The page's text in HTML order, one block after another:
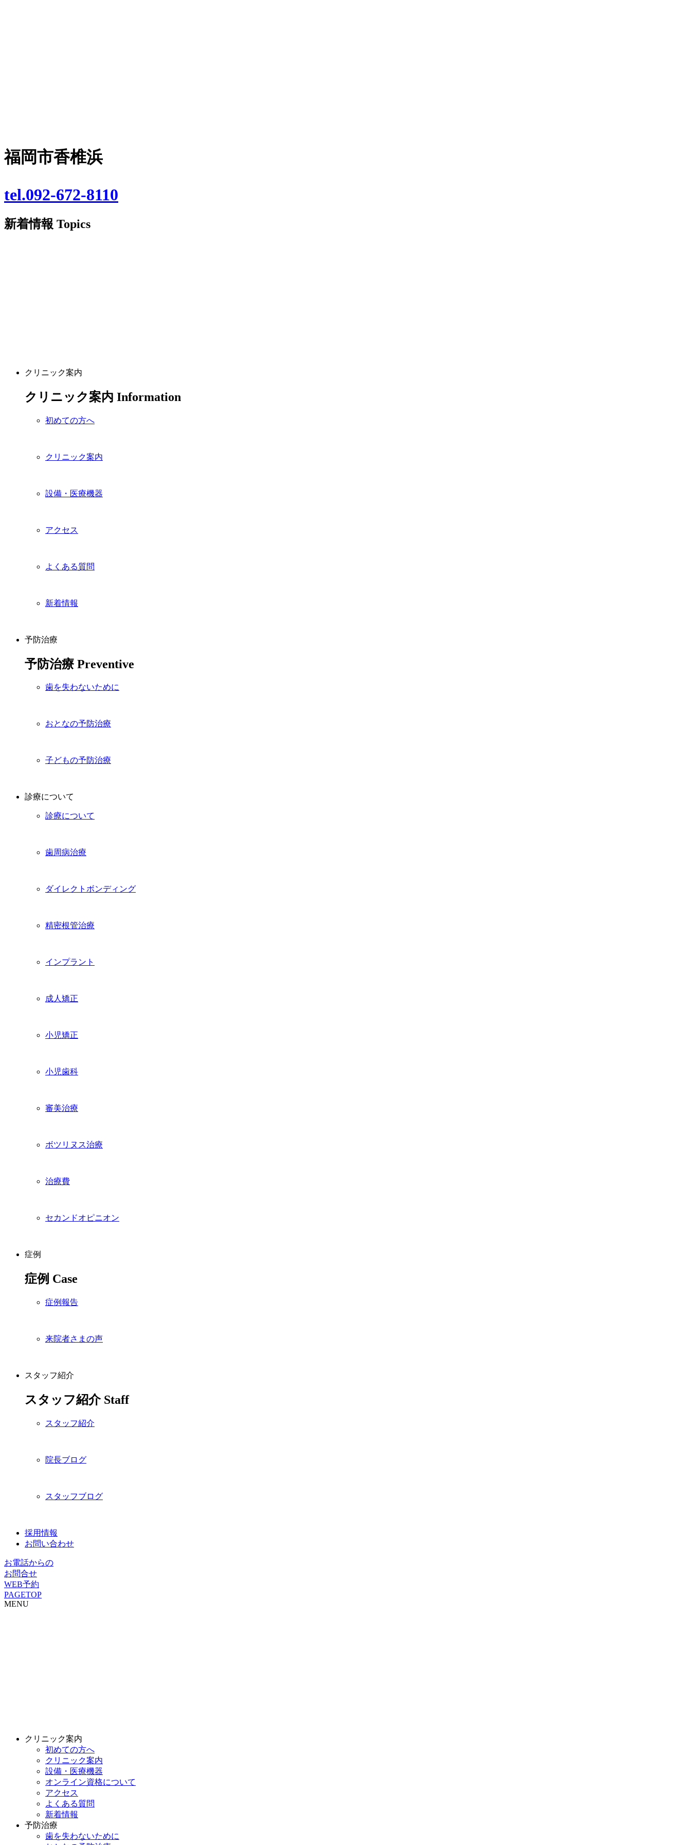
福岡市香椎浜
tel.092-672-8110
新着情報 Topics
クリニック案内
クリニック案内 Information
初めての方へ
クリニック案内
設備・医療機器
アクセス
よくある質問
新着情報
予防治療
予防治療 Preventive
歯を失わないために
おとなの予防治療
子どもの予防治療
診療について
診療について
歯周病治療
ダイレクトボンディング
精密根管治療
インプラント
成人矯正
小児矯正
小児歯科
審美治療
ボツリヌス治療
治療費
セカンドオピニオン
症例
症例 Case
症例報告
来院者さまの声
スタッフ紹介
スタッフ紹介 Staff
スタッフ紹介
院長ブログ
スタッフブログ
採用情報
お問い合わせ
お電話からの
お問合せ
WEB予約
PAGETOP
MENU
クリニック案内
初めての方へ
クリニック案内
設備・医療機器
オンライン資格について
アクセス
よくある質問
新着情報
予防治療
歯を失わないために